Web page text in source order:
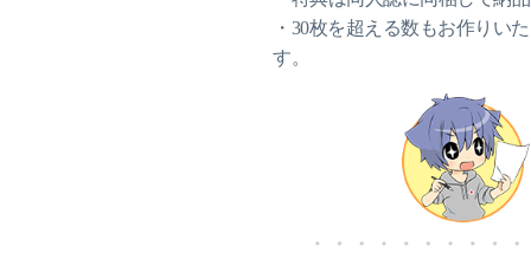
・30枚を超える数もお作りい
す。